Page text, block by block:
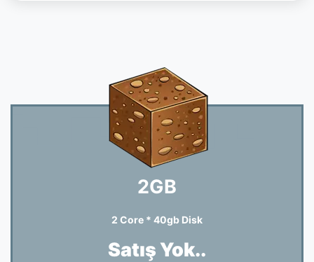
2GB
2 Core * 40gb Disk
Satış Yok..